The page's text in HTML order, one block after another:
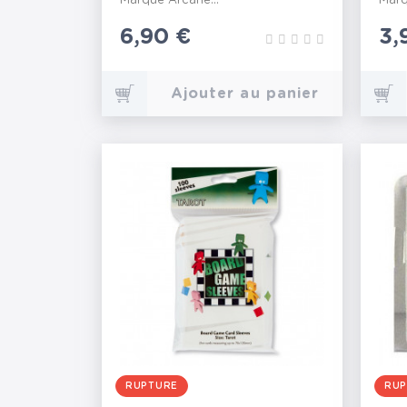
Prix
6,90 €
Ajouter au panier
RUPTURE